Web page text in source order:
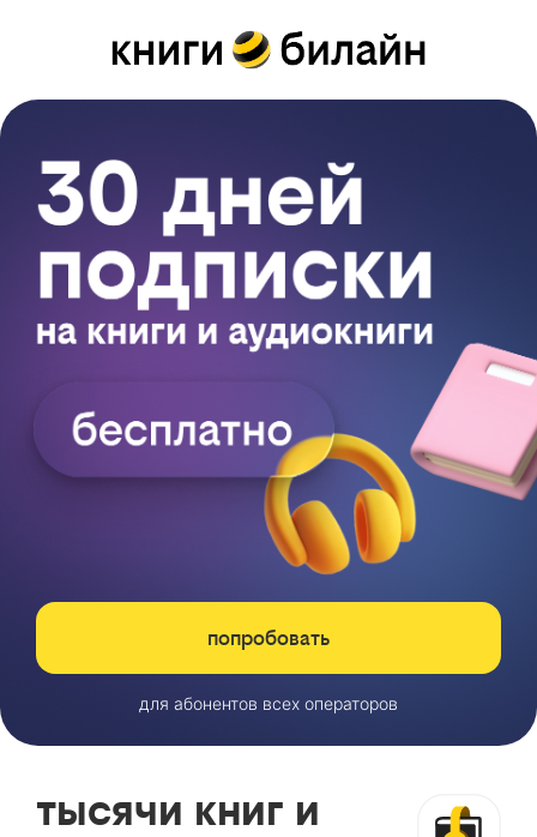
попробовать
для абонентов всех операторов
тысячи книг и